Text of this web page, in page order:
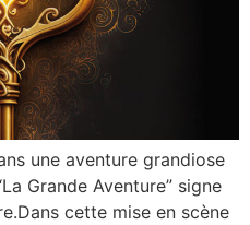
une aventure grandiose
Grande Aventure” signe
cette mise en scène